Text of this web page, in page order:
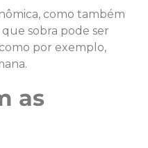
como também
sobra pode ser
por exemplo,
as